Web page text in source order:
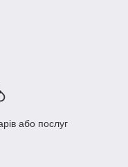
або послуг